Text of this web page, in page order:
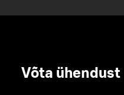
Võta ühendust